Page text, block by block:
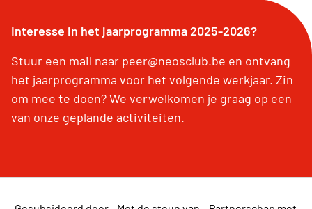
Interesse in het jaarprogramma 2025-2026?
Stuur een mail naar peer@neosclub.be en ontvang
het jaarprogramma voor het volgende werkjaar. Zin
om mee te doen? We verwelkomen je graag op een
van onze geplande activiteiten.